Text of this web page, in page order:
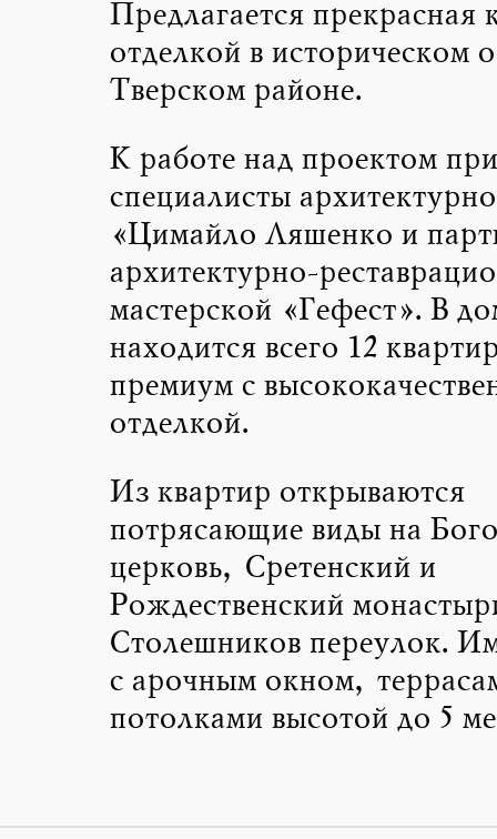
Предлагается прекрасная
отделкой в историческом
Тверском районе.
К работе над проектом
специалисты
«Цимайло Ляшенко и
архитектурно-
мастерской «Гефест». В
находится всего 12
премиум с
отделкой.
Из квартир открываются
потрясающие виды на
церковь, Сретенский и
Рождественский
Столешников переулок.
с арочным окном,
потолками высотой до 5